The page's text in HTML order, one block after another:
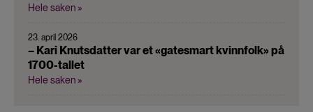
Hele saken »
23. april 2026
– Kari Knutsdatter var et «gatesmart kvinnfolk» på
1700-tallet
Hele saken »